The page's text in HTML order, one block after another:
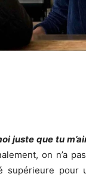
juste que tu
on n’a
supérieure pour